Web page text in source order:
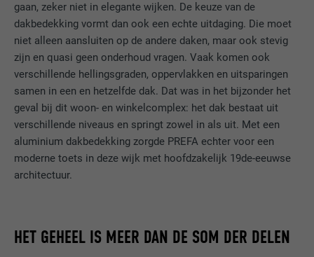
gaan, zeker niet in elegante wijken. De keuze van de
dakbedekking vormt dan ook een echte uitdaging. Die moet
niet alleen aansluiten op de andere daken, maar ook stevig
zijn en quasi geen onderhoud vragen. Vaak komen ook
verschillende hellingsgraden, oppervlakken en uitsparingen
samen in een en hetzelfde dak. Dat was in het bijzonder het
geval bij dit woon- en winkelcomplex: het dak bestaat uit
verschillende niveaus en springt zowel in als uit. Met een
aluminium dakbedekking zorgde PREFA echter voor een
moderne toets in deze wijk met hoofdzakelijk 19de-eeuwse
architectuur.
HET GEHEEL IS MEER DAN DE SOM DER DELEN